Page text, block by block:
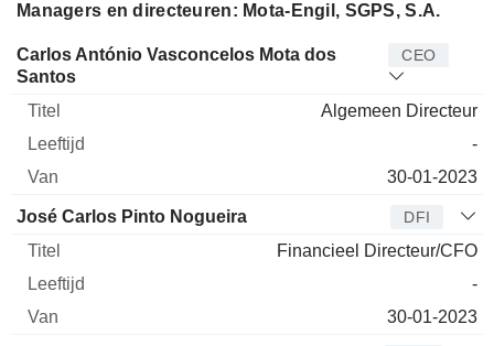
Managers en directeuren: Mota-Engil, SGPS, S.A.
Bedrijfsleider Titel Leeftijd Van
Carlos António Vasconcelos Mota dos
Santos
CEO
Algemeen Directeur
-
30-01-2023
José Carlos Pinto Nogueira DFI
Financieel Directeur/CFO
-
30-01-2023